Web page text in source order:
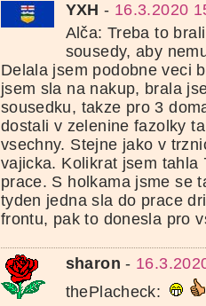
YXH - 16.3.2020
Alča: Treba to
sousedy, aby
Delala jsem podobne veci
jsem sla na nakup, brala
sousedku, takze pro 3
dostali v zelenine fazolky
vsechny. Stejne jako v
vajicka. Kolikrat jsem tahla
prace. S holkama jsme se
tyden jedna sla do prace
frontu, pak to donesla pro
sharon -
thePlacheck: